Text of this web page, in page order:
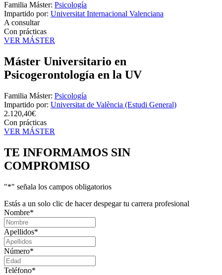
Familia Máster: Psicología
Impartido por: Universitat Internacional Valenciana
A consultar
Con prácticas
VER MÁSTER
Máster Universitario en
Psicogerontología en la UV
Familia Máster: Psicología
Impartido por: Universitat de València (Estudi General)
2.120,40€
Con prácticas
VER MÁSTER
TE INFORMAMOS SIN
COMPROMISO
"*" señala los campos obligatorios
Estás a un solo clic de hacer despegar tu carrera profesional
Nombre*
Apellidos*
Número*
Teléfono*